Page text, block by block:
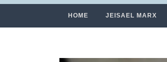
HOME JEISAEL MARX